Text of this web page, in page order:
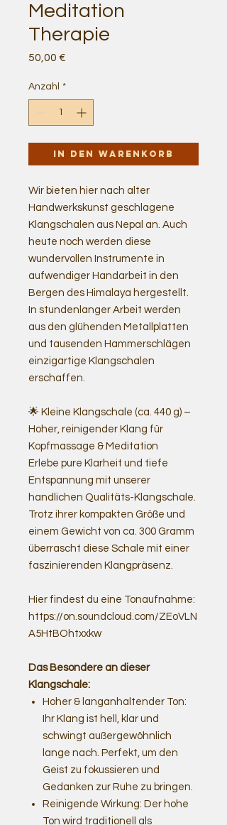
Meditation
Therapie
50,00 €
Anzahl *
In den Warenkorb
Wir bieten hier nach alter
Handwerkskunst geschlagene
Klangschalen aus Nepal an. Auch
heute noch werden diese
wundervollen Instrumente in
aufwendiger Handarbeit in den
Bergen des Himalaya hergestellt.
In stundenlanger Arbeit werden
aus den glühenden Metallplatten
und tausenden Hammerschlägen
einzigartige Klangschalen
erschaffen.
🌟 Kleine Klangschale (ca. 440 g) –
Hoher, reinigender Klang für
Kopfmassage & Meditation
Erlebe pure Klarheit und tiefe
Entspannung mit unserer
handlichen Qualitäts-Klangschale.
Trotz ihrer kompakten Größe und
einem Gewicht von ca. 300 Gramm
überrascht diese Schale mit einer
faszinierenden Klangpräsenz.
Hier findest du eine Tonaufnahme:
https://on.soundcloud.com/ZEoVLN
A5HtBOhtxxkw
Das Besondere an dieser
Klangschale:
Hoher & langanhaltender Ton:
Ihr Klang ist hell, klar und
schwingt außergewöhnlich
lange nach. Perfekt, um den
Geist zu fokussieren und
Gedanken zur Ruhe zu bringen.
Reinigende Wirkung: Der hohe
Ton wird traditionell als